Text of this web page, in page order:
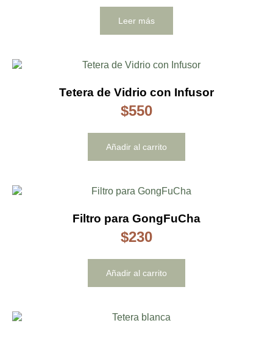
Leer más
Tetera de Vidrio con Infusor
$550
Añadir al carrito
Filtro para GongFuCha
$230
Añadir al carrito